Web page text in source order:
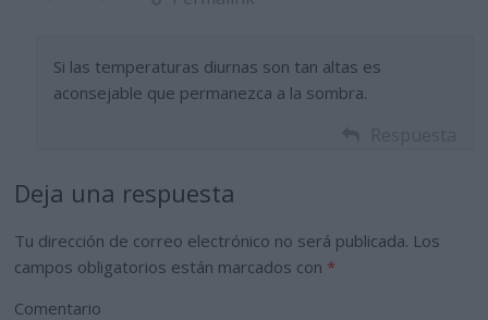
Si las temperaturas diurnas son tan altas es
aconsejable que permanezca a la sombra.
Deja una respuesta
Tu dirección de correo electrónico no será publicada. Los
campos obligatorios están marcados con *
Comentario